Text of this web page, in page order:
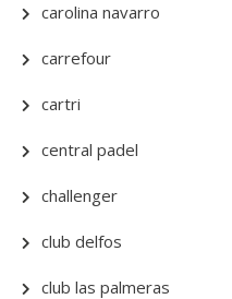
carolina navarro
carrefour
cartri
central padel
challenger
club delfos
club las palmeras